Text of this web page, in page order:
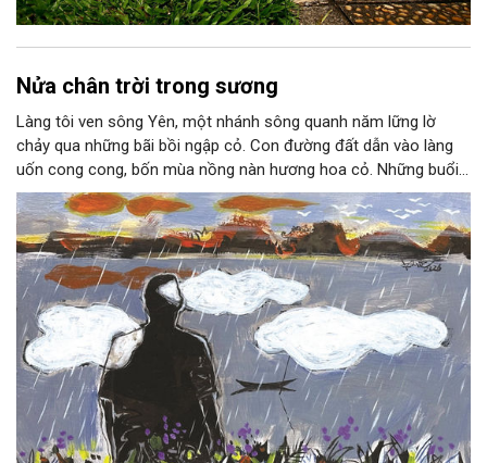
Nửa chân trời trong sương
Làng tôi ven sông Yên, một nhánh sông quanh năm lững lờ
chảy qua những bãi bồi ngập cỏ. Con đường đất dẫn vào làng
uốn cong cong, bốn mùa nồng nàn hương hoa cỏ. Những buổi
hoàng hôn, khi nắng đã dịu xuống phía cuối sông, đám hoa tím
lại thẫm màu như có ai vừa rắc lên một lớp khói.